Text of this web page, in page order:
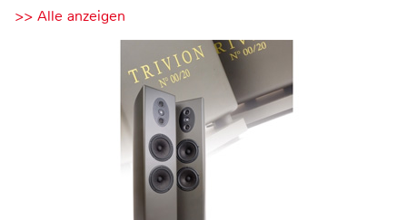
>> Alle anzeigen